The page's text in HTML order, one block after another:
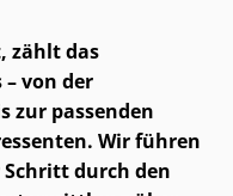
zählt das
von der
zur passenden
Wir führen
durch den